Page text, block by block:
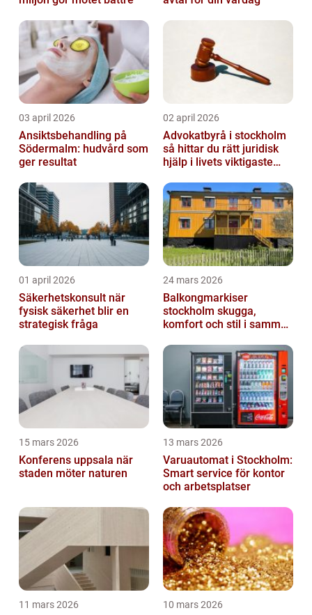
03 april 2026
Ansiktsbehandling på
Södermalm: hudvård som
ger resultat
02 april 2026
Advokatbyrå i stockholm
så hittar du rätt juridisk
hjälp i livets viktigaste
01 april 2026
Säkerhetskonsult när
fysisk säkerhet blir en
strategisk fråga
24 mars 2026
Balkongmarkiser
stockholm skugga,
komfort och stil i samma
15 mars 2026
Konferens uppsala när
staden möter naturen
13 mars 2026
Varuautomat i Stockholm:
Smart service för kontor
och arbetsplatser
11 mars 2026 10 mars 2026